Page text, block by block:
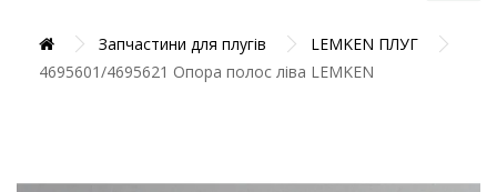
Запчастини для плугів
LEMKEN ПЛУГ
4695601/4695621 Опора полос ліва LEMKEN